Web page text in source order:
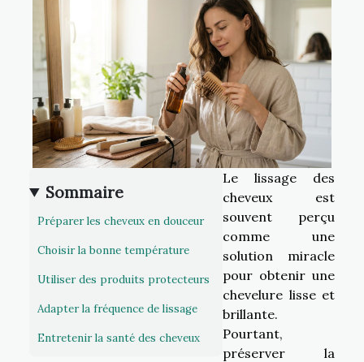
Sommaire
Préparer les cheveux en douceur
Choisir la bonne température
Utiliser des produits protecteurs
Adapter la fréquence de lissage
Entretenir la santé des cheveux
Le lissage des
cheveux est
souvent perçu
comme une
solution miracle
pour obtenir une
chevelure lisse et
brillante.
Pourtant,
préserver la